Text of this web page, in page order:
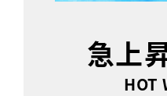
急上
HOT